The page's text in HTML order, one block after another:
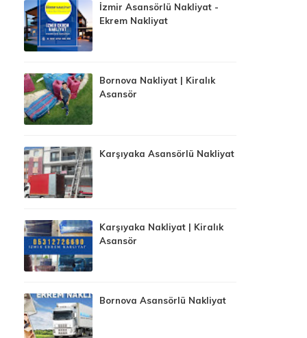
İzmir Asansörlü Nakliyat -
Ekrem Nakliyat
Bornova Nakliyat | Kiralık
Asansör
Karşıyaka Asansörlü Nakliyat
Karşıyaka Nakliyat | Kiralık
Asansör
Bornova Asansörlü Nakliyat